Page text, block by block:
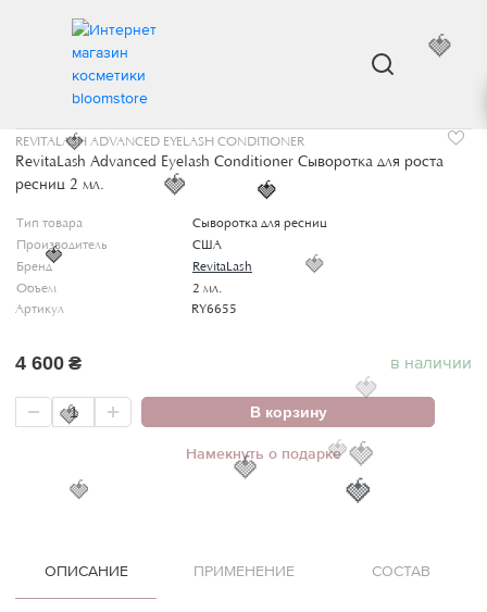
REVITALASH ADVANCED EYELASH CONDITIONER
RevitaLash Advanced Eyelash Conditioner Сыворотка для роста
ресниц 2 мл.
Тип товара
Сыворотка для ресниц
Производитель
США
Бренд
RevitaLash
Объем
2 мл.
Артикул
RY6655
4 600 ₴ в наличии
В корзину
Намекнуть о подарке
ОПИСАНИЕ ПРИМЕНЕНИЕ СОСТАВ
🍓
🍓
🍓
🍓
🍓
🍓
🍓
🍓
🍓
🍓
🍓
🍓
🍓